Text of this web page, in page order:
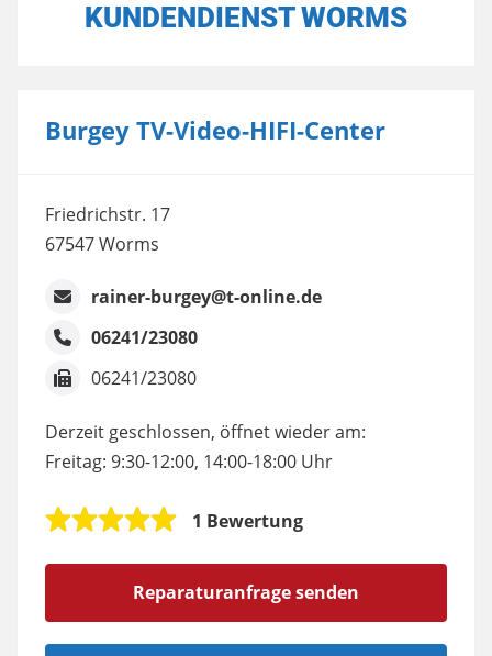
KUNDENDIENST WORMS
Burgey TV-Video-HIFI-Center
Friedrichstr. 17
67547 Worms
rainer-burgey@t-online.de
06241/23080
06241/23080
Derzeit geschlossen, öffnet wieder am:
Freitag: 9:30-12:00, 14:00-18:00 Uhr
1 Bewertung
Reparaturanfrage senden